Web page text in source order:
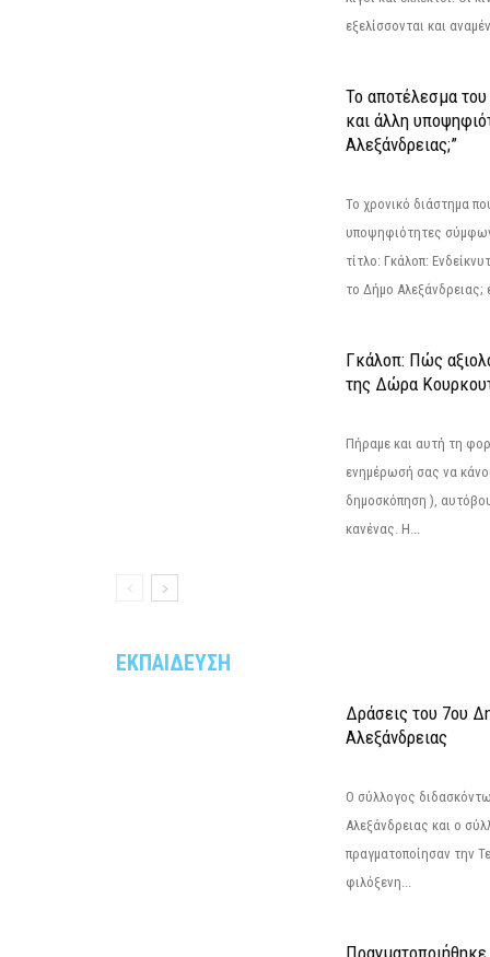
εξελίσσονται και
Το αποτέλεσμα του
και άλλη
Αλεξάνδρειας;”
Το χρονικό διάστημα
υποψηφιότητες
τίτλο: Γκάλοπ:
το Δήμο Αλεξάνδρειας;
Γκάλοπ: Πώς
της Δώρα
Πήραμε και αυτή τη
ενημέρωσή σας να
δημοσκόπηση ),
κανένας. Η...
ΕΚΠΑΙΔΕΥΣΗ
Δράσεις του 7ου
Αλεξάνδρειας
Ο σύλλογος
Αλεξάνδρειας και ο
πραγματοποίησαν την
φιλόξενη...